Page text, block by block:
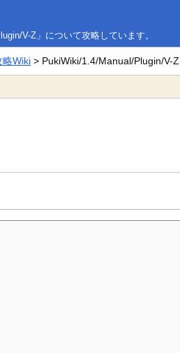
V-Z」について攻略しています。
略Wiki > PukiWiki/1.4/Manual/Plugin/V-Z